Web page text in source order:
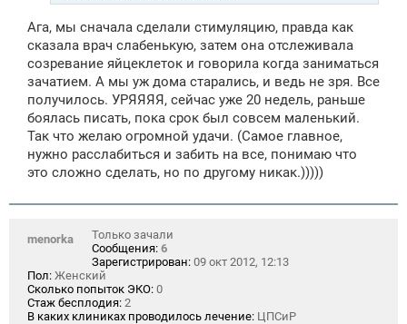
Ага, мы сначала сделали стимуляцию, правда как
сказала врач слабенькую, затем она отслеживала
созревание яйцеклеток и говорила когда заниматься
зачатием. А мы уж дома старались, и ведь не зря. Все
получилось. УРЯЯЯЯ, сейчас уже 20 недель, раньше
боялась писать, пока срок был совсем маленький.
Так что желаю огромной удачи. (Самое главное,
нужно расслабиться и забить на все, понимаю что
это сложно сделать, но по другому никак.)))))
menorka
Только зачали
Сообщения: 6
Зарегистрирован: 09 окт 2012, 12:13
Пол: Женский
Сколько попыток ЭКО: 0
Стаж бесплодия: 2
В каких клиниках проводилось лечение: ЦПСиР